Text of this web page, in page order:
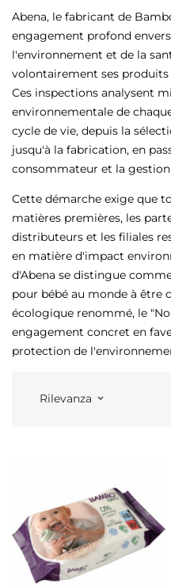
Abena, le fabricant de
engagement profond
l'environnement et de la
volontairement ses
Ces inspections analysent
environnementale de
cycle de vie, depuis la
jusqu'à la fabrication, en
consommateur et la
Cette démarche exige que
matières premières, les
distributeurs et les filiales
en matière d'impact
d'Abena se distingue
pour bébé au monde à être
écologique renommé, le
engagement concret en
protection de
Rilevanza keyboard_arrow_down